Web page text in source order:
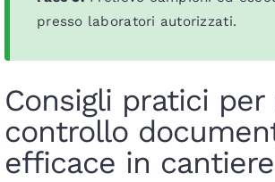
presso laboratori autorizzati.
Consigli pratici per
controllo
efficace in cantiere